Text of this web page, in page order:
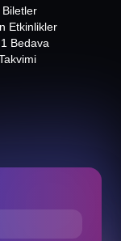
Etkinlikler
Bedava